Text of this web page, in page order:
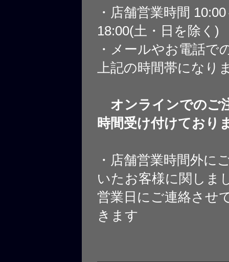
・店舗営業時間
18:00(土・日を除く)
・メールやお電話で
上記の時間帯になり
オンラインでのご
時間受け付けており
・店舗営業時間外に
いたお客様に関しま
営業日にご連絡させ
きます